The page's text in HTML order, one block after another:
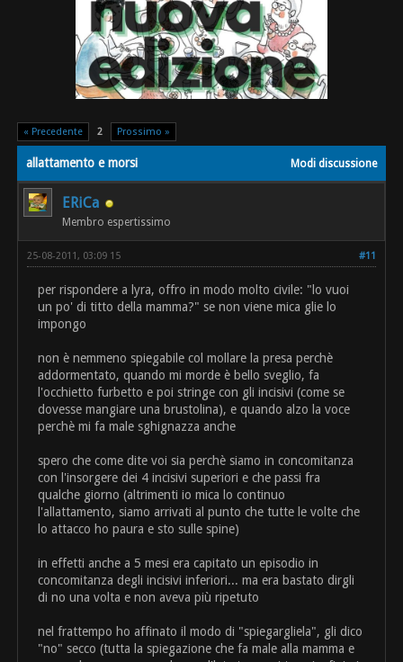
« Precedente 2 Prossimo »
Modi discussione
allattamento e morsi
ERiCa
Membro espertissimo
#11
25-08-2011, 03:09 15
per rispondere a lyra, offro in modo molto civile: "lo vuoi
un po' di titto della mamma?" se non viene mica glie lo
impongo
non è nemmeno spiegabile col mollare la presa perchè
addormentato, quando mi morde è bello sveglio, fa
l'occhietto furbetto e poi stringe con gli incisivi (come se
dovesse mangiare una brustolina), e quando alzo la voce
perchè mi fa male sghignazza anche
spero che come dite voi sia perchè siamo in concomitanza
con l'insorgere dei 4 incisivi superiori e che passi fra
qualche giorno (altrimenti io mica lo continuo
l'allattamento, siamo arrivati al punto che tutte le volte che
lo attacco ho paura e sto sulle spine)
in effetti anche a 5 mesi era capitato un episodio in
concomitanza degli incisivi inferiori... ma era bastato dirgli
di no una volta e non aveva più ripetuto
nel frattempo ho affinato il modo di "spiegargliela", gli dico
"no" secco (tutta la spiegazione che fa male alla mamma e